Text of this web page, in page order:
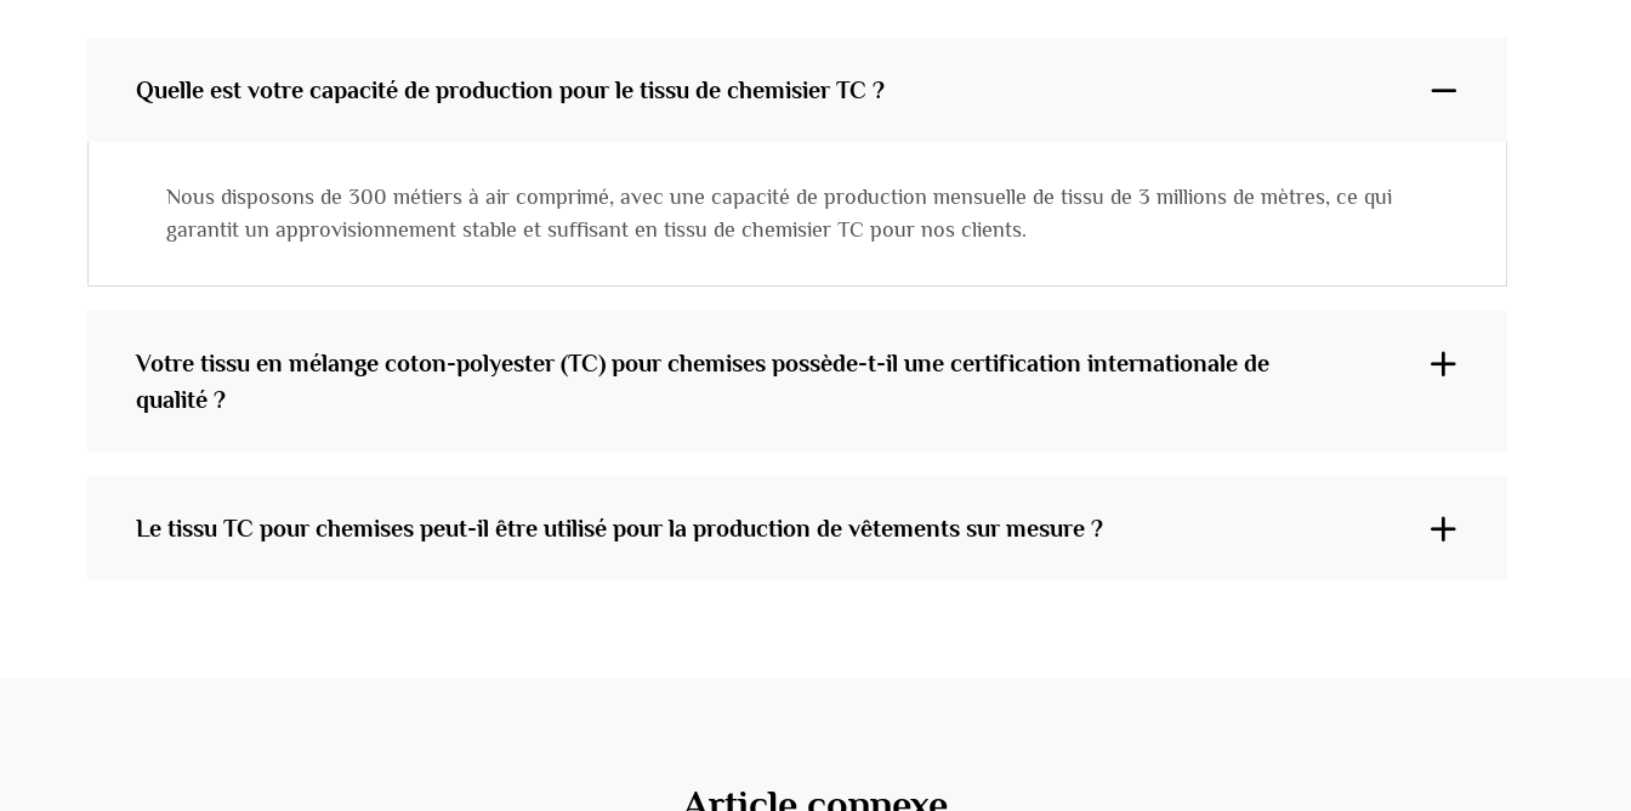
Quelle est votre capacité de production pour le tissu de chemisier TC ?
Nous disposons de 300 métiers à air comprimé, avec une capacité de production mensuelle de tissu de 3 millions de mètres, ce qui
garantit un approvisionnement stable et suffisant en tissu de chemisier TC pour nos clients.
Votre tissu en mélange coton-polyester (TC) pour chemises possède-t-il une certification internationale de
qualité ?
Le tissu TC pour chemises peut-il être utilisé pour la production de vêtements sur mesure ?